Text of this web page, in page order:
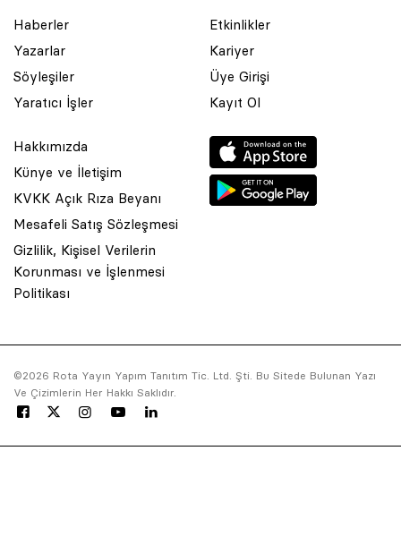
Haberler
Yazarlar
Söyleşiler
Yaratıcı İşler
Etkinlikler
Kariyer
Üye Girişi
Kayıt Ol
Hakkımızda
Künye ve İletişim
KVKK Açık Rıza Beyanı
Mesafeli Satış Sözleşmesi
Gizlilik, Kişisel Verilerin
Korunması ve İşlenmesi
Politikası
©2026 Rota Yayın Yapım Tanıtım Tic. Ltd. Şti. Bu Sitede Bulunan Yazı
Ve Çizimlerin Her Hakkı Saklıdır.
Yazı Ve Çizimlerin Her Hakkı Saklıdır.
Asquared WordPress Agency